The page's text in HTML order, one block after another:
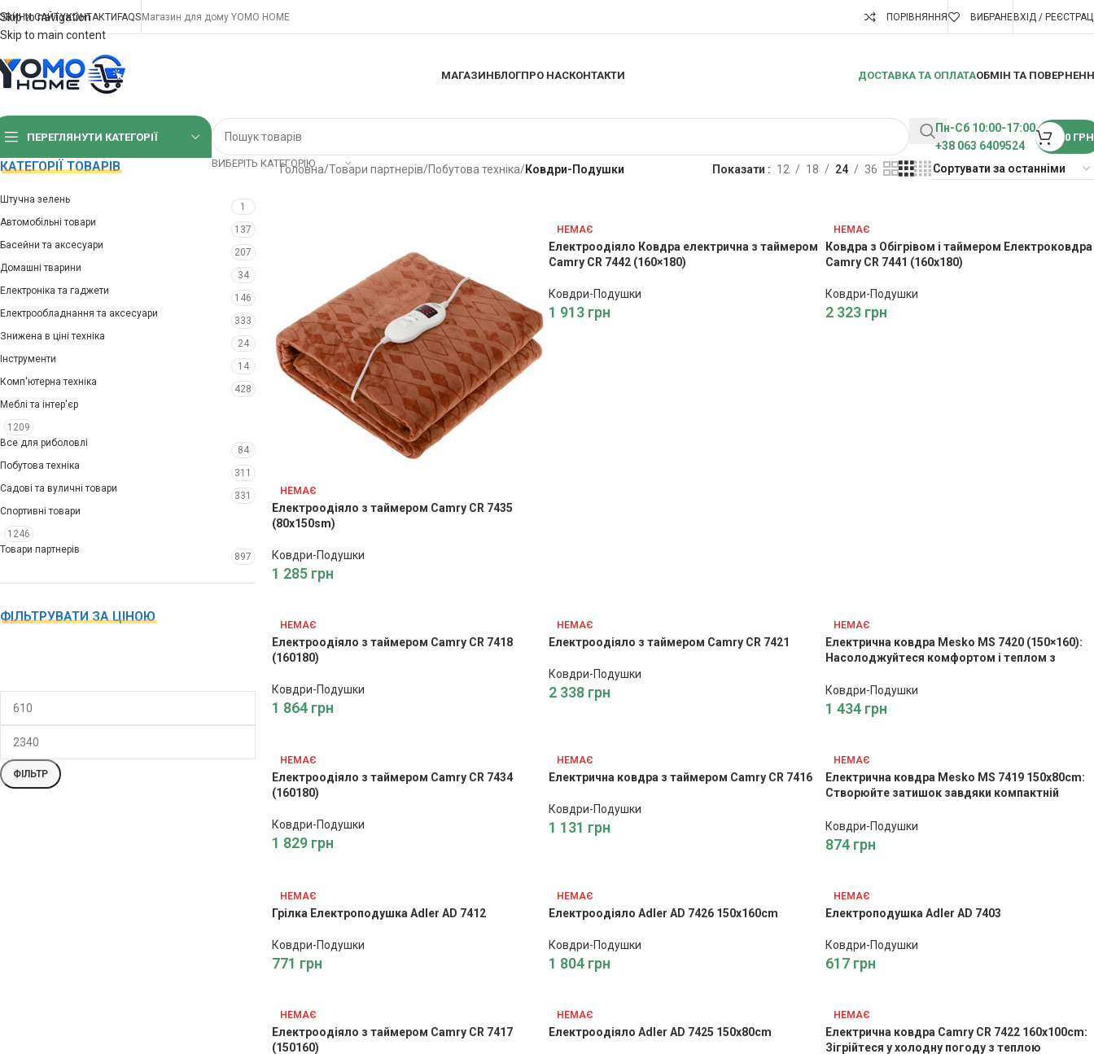
Skip to navigation
Skip to main content
САЙТУКОНТАКТИFAQSМагазин для дому YOMO HOME ПОРІВНЯННЯ ВИБРАНЕВХІД /
МАГАЗИНБЛОГПРО НАСКОНТАКТИ ДОСТАВКА ТА ОПЛАТАОБМІН ТА
ПЕРЕГЛЯНУТИ КАТЕГОРІЇ
ВИБЕРІТЬ КАТЕГОРІЮ
Пн-Сб 10:00-17:00
+38 063 6409524
0 ГРН
КАТЕГОРІЇ ТОВАРІВ
Штучна зелень
1
Автомобільні товари
137
Басейни та аксесуари
207
Домашні тварини
34
Електроніка та гаджети
146
Електрообладнання та аксесуари
333
Знижена в ціні техніка
24
Інструменти
14
Комп'ютерна техніка
428
Меблі та інтер'єр
1209
Все для риболовлі
84
Побутова техніка
311
Садові та вуличні товари
331
Спортивні товари
1246
Товари партнерів
897
ФІЛЬТРУВАТИ ЗА ЦІНОЮ
ФІЛЬТР
Головна/Товари партнерів/Побутова техніка/Ковдри-Подушки Показати 12 18 24 36
НЕМАЄ
Електроодіяло з таймером Camry CR 7435
(80x150sm)
Ковдри-Подушки
1 285 грн
НЕМАЄ
Електроодіяло Ковдра електрична з таймером
Camry CR 7442 (160×180)
Ковдри-Подушки
1 913 грн
НЕМАЄ
Ковдра з Обігрівом і таймером Електроковдра
Camry CR 7441 (160х180)
Ковдри-Подушки
2 323 грн
НЕМАЄ
Електроодіяло з таймером Camry CR 7418
(160180)
Ковдри-Подушки
1 864 грн
НЕМАЄ
Електроодіяло з таймером Camry CR 7421
Ковдри-Подушки
2 338 грн
НЕМАЄ
Електрична ковдра Mesko MS 7420 (150×160):
Насолоджуйтеся комфортом і теплом з
Ковдри-Подушки
1 434 грн
НЕМАЄ
Електроодіяло з таймером Camry CR 7434
(160180)
Ковдри-Подушки
1 829 грн
НЕМАЄ
Електрична ковдра з таймером Camry CR 7416
Ковдри-Подушки
1 131 грн
НЕМАЄ
Електрична ковдра Mesko MS 7419 150x80cm:
Створюйте затишок завдяки компактній
Ковдри-Подушки
874 грн
НЕМАЄ
Грілка Електроподушка Adler AD 7412
Ковдри-Подушки
771 грн
НЕМАЄ
Електроодіяло Adler AD 7426 150x160cm
Ковдри-Подушки
1 804 грн
НЕМАЄ
Електроподушка Adler AD 7403
Ковдри-Подушки
617 грн
НЕМАЄ
Електроодіяло з таймером Camry CR 7417
(150160)
НЕМАЄ
Електроодіяло Adler AD 7425 150x80cm
НЕМАЄ
Електрична ковдра Camry CR 7422 160x100cm:
Зігрійтеся у холодну погоду з теплою